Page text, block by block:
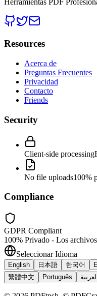
Resources
Acerca de
Preguntas Frecuentes
Privacidad
Contacto
Friends
Security
Client-side processing
No file uploads100%
Compliance
GDPR Compliant
100% Privado - Los
Seleccionar Idioma
English 日本語 한국어
繁體中文
Português العربية